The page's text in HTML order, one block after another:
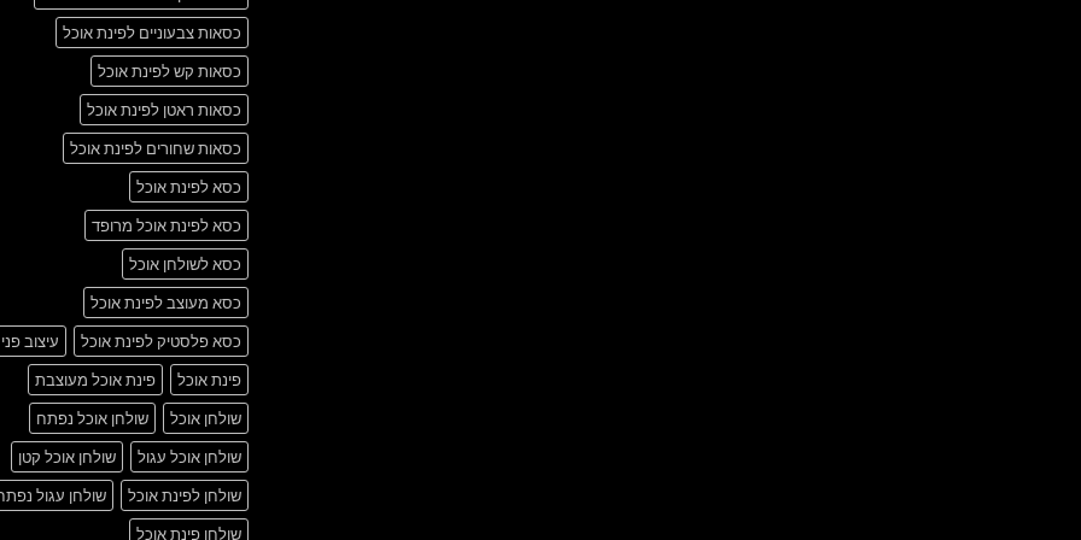
כסאות צבעוניים לפינת אוכל
כסאות קש לפינת אוכל
כסאות ראטן לפינת אוכל
כסאות שחורים לפינת אוכל
כסא לפינת אוכל
כסא לפינת אוכל מרופד
כסא לשולחן אוכל
כסא מעוצב לפינת אוכל
כסא פלסטיק לפינת אוכל
עיצוב
פינת אוכל
פינת אוכל מעוצבת
שולחן אוכל
שולחן אוכל נפתח
שולחן אוכל עגול
שולחן אוכל קטן
שולחן לפינת אוכל
שולחן עגול
שולחן פינת אוכל